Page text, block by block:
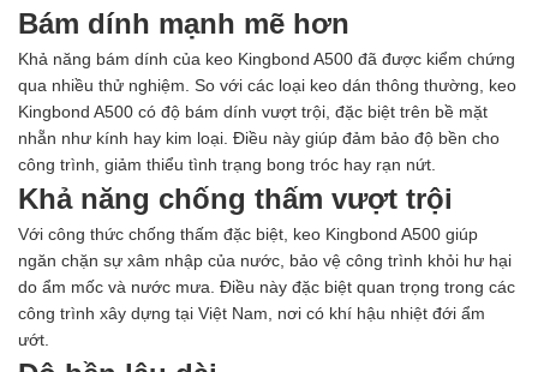
Bám dính mạnh mẽ hơn
Khả năng bám dính của keo Kingbond A500 đã được kiểm chứng
qua nhiều thử nghiệm. So với các loại keo dán thông thường, keo
Kingbond A500 có độ bám dính vượt trội, đặc biệt trên bề mặt
nhẵn như kính hay kim loại. Điều này giúp đảm bảo độ bền cho
công trình, giảm thiểu tình trạng bong tróc hay rạn nứt.
Khả năng chống thấm vượt trội
Với công thức chống thấm đặc biệt, keo Kingbond A500 giúp
ngăn chặn sự xâm nhập của nước, bảo vệ công trình khỏi hư hại
do ẩm mốc và nước mưa. Điều này đặc biệt quan trọng trong các
công trình xây dựng tại Việt Nam, nơi có khí hậu nhiệt đới ẩm
ướt.